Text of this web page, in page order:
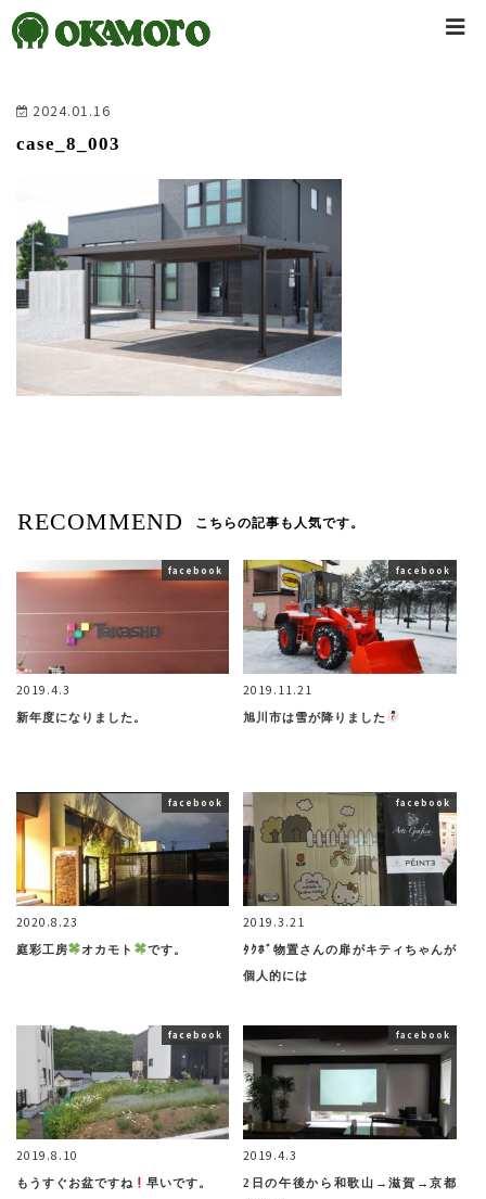
2024.01.16
case_8_003
RECOMMEND こちらの記事も人気です。
facebook
2019.4.3
新年度になりました。
facebook
2019.11.21
旭川市は雪が降りました
facebook
2020.8.23
庭彩工房 オカモト です。
facebook
2019.3.21
ﾀｸﾎﾞ物置さんの扉がキティちゃんが
個人的には
facebook
2019.8.10
もうすぐお盆ですね 早いです。
facebook
2019.4.3
2日の午後から和歌山→滋賀→京都